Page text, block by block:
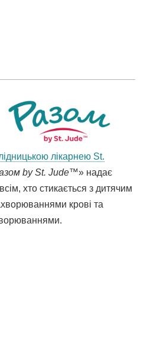
лікарнею St.
by St. Jude™» надає
хто стикається з дитячим
крові та